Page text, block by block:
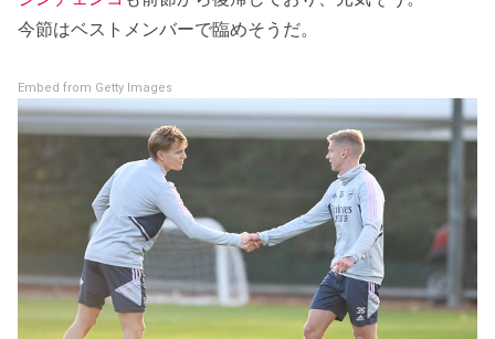
今節はベストメンバーで臨めそうだ。
Embed from Getty Images